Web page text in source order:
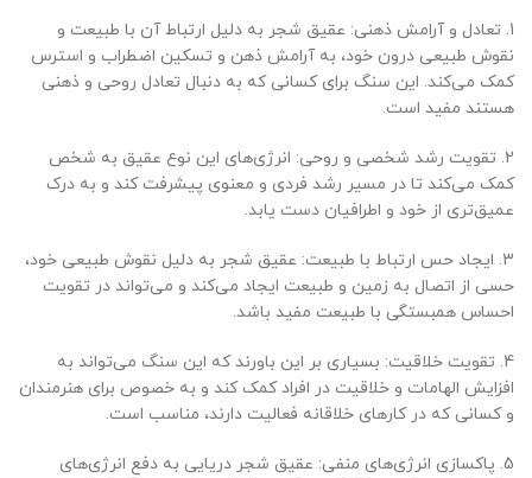
1. تعادل و آرامش ذهنی: عقیق شجر به دلیل ارتباط آن با طبیعت و
نقوش طبیعی درون خود، به آرامش ذهن و تسکین اضطراب و استرس
کمک می‌کند. این سنگ برای کسانی که به دنبال تعادل روحی و ذهنی
هستند مفید است.
2. تقویت رشد شخصی و روحی: انرژی‌های این نوع عقیق به شخص
کمک می‌کند تا در مسیر رشد فردی و معنوی پیشرفت کند و به درک
عمیق‌تری از خود و اطرافیان دست یابد.
3. ایجاد حس ارتباط با طبیعت: عقیق شجر به دلیل نقوش طبیعی خود،
حسی از اتصال به زمین و طبیعت ایجاد می‌کند و می‌تواند در تقویت
احساس همبستگی با طبیعت مفید باشد.
4. تقویت خلاقیت: بسیاری بر این باورند که این سنگ می‌تواند به
افزایش الهامات و خلاقیت در افراد کمک کند و به خصوص برای هنرمندان
و کسانی که در کارهای خلاقانه فعالیت دارند، مناسب است.
5. پاکسازی انرژی‌های منفی: عقیق شجر دریایی به دفع انرژی‌های